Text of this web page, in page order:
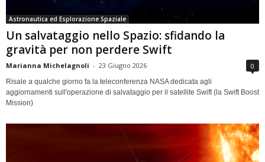
Astronautica ed Esplorazione Spaziale
Un salvataggio nello Spazio: sfidando la
gravità per non perdere Swift
Marianna Michelagnoli - 23 Giugno 2026 0
Risale a qualche giorno fa la teleconferenza NASA dedicata agli
aggiornamenti sull'operazione di salvataggio per il satellite Swift (la Swift Boost
Mission)